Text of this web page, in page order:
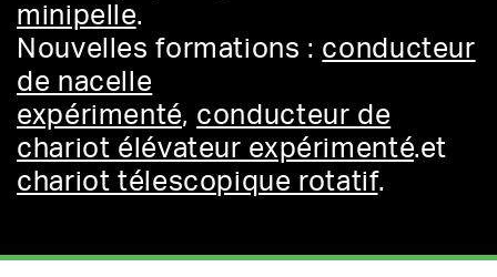
minipelle.
Nouvelles formations : conducteur
de nacelle
expérimenté, conducteur de
chariot élévateur expérimenté.et
chariot télescopique rotatif.